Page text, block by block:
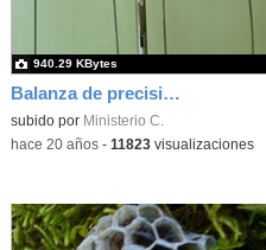
Balanza de precisión
subido por Ministerio C.
940.29 KBytes
-hace 20 años- 11823visualizaciones